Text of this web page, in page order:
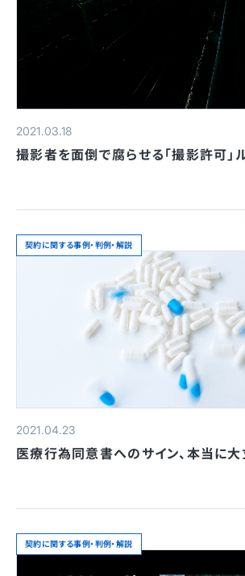
2021.03.18
撮影者を面倒で腐らせる「撮影許可」
契約に関する事例・判例・解説
2021.04.23
医療行為同意書へのサイン、本当に大
契約に関する事例・判例・解説